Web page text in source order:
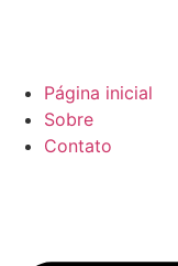
Página inicial
Sobre
Contato